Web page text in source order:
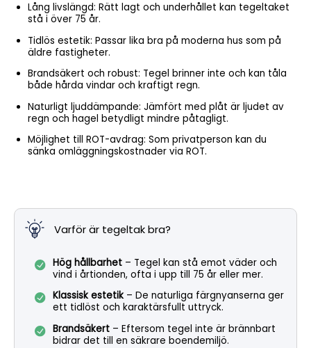
Lång livslängd: Rätt lagt och underhållet kan tegeltaket
stå i över 75 år.
Tidlös estetik: Passar lika bra på moderna hus som på
äldre fastigheter.
Brandsäkert och robust: Tegel brinner inte och kan tåla
både hårda vindar och kraftigt regn.
Naturligt ljuddämpande: Jämfört med plåt är ljudet av
regn och hagel betydligt mindre påtagligt.
Möjlighet till ROT-avdrag: Som privatperson kan du
sänka omläggningskostnader via ROT.
Varför är tegeltak bra?
Hög hållbarhet – Tegel kan stå emot väder och
vind i årtionden, ofta i upp till 75 år eller mer.
Klassisk estetik– De naturliga färgnyanserna ger
ett tidlöst och karaktärsfullt uttryck.
Brandsäkert – Eftersom tegel inte är brännbart
bidrar det till en säkrare boendemiljö.